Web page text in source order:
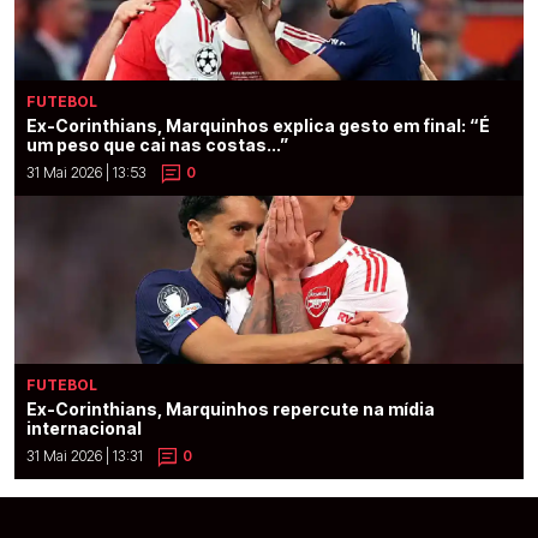
FUTEBOL
Ex-Corinthians, Marquinhos explica gesto em final: “É
um peso que cai nas costas...”
31 Mai 2026 | 13:53 0
FUTEBOL
Ex-Corinthians, Marquinhos repercute na mídia
internacional
31 Mai 2026 | 13:31 0